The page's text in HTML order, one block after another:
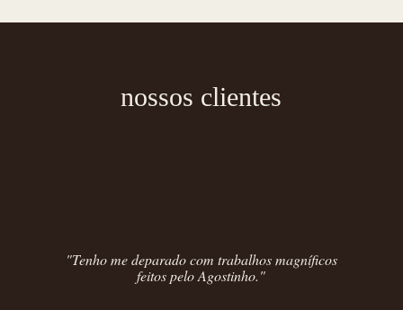
nossos clientes
"Tenho me deparado com trabalhos magníficos
feitos pelo Agostinho."